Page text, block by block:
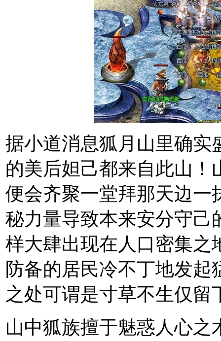
据小道消息狐月山里确实
的美后妲己都来自此山！
便会齐聚一堂拜那天边一
秘力量导致本来安分守己
样大肆出现在人口密集之
防备的居民冷不丁地发
之处可谓是寸草不生仅
山中狐族擅于魅惑人心